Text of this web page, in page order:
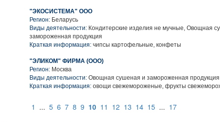
"ЭКОСИСТЕМА" ООО
Регион: Беларусь
Виды деятельности: Кондитерские изделия не мучные, Овощная
замороженная продукция
Краткая информация: чипсы картофельные, конфеты
"ЭЛИКОМ" ФИРМА (ООО)
Регион: Москва
Виды деятельности: Овощная сушеная и замороженная продукция
Краткая информация: овощи свежемороженые, фрукты
1 ... 5 6 7 8 9 10 11 12 13 14 15 ... 17